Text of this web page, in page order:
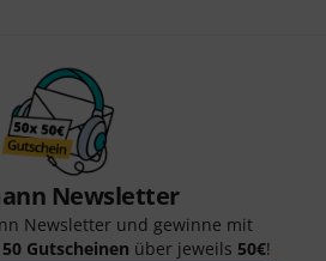
Newsletter
Newsletter und gewinne mit
50 Gutscheinen über jeweils 50€!